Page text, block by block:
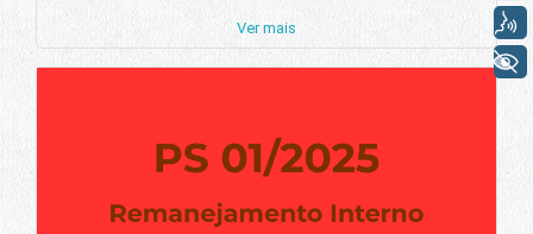
Ver mais
+ Acessibilidade